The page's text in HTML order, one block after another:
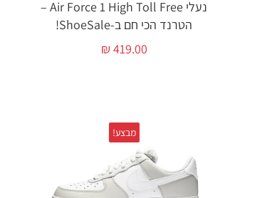
נעלי Air Force 1 High Toll Free –
הטרנד הכי חם ב-ShoeSale!
₪419.00
מבצע!